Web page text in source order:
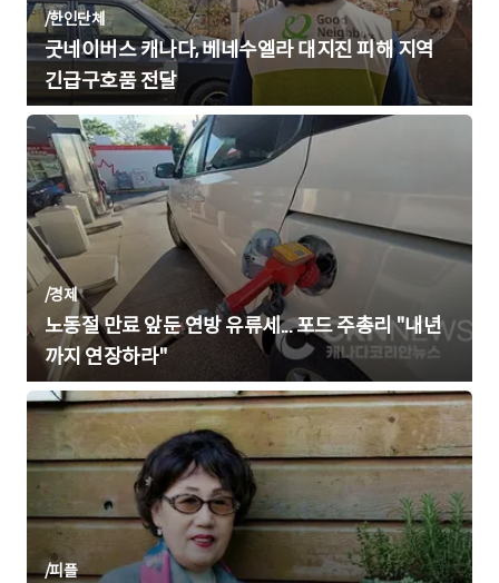
/한인단체
굿네이버스 캐나다, 베네수엘라 대지진 피해 지역
긴급구호품 전달
/경제
노동절 만료 앞둔 연방 유류세... 포드 주총리 "내년
까지 연장하라"
/피플